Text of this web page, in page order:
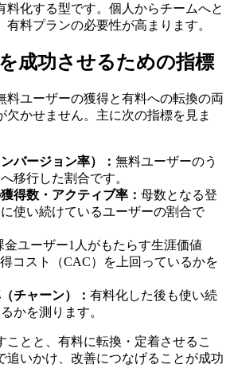
料化する型です。個人からチームへと
料プランの必要性が高まります。
成功させるための指標
料ユーザーの獲得と有料への転換の両
欠かせません。主に次の指標を見ま
バージョン率）： 無料ユーザーのう
移行した割合です。
得数・アクティブ率： 母数となる登
使い続けているユーザーの割合で
金ユーザー1人がもたらす生涯価値
コスト（CAC）を上回っているかを
チャーン）： 有料化した後も使い続
かを測ります。
ことと、有料に転換・定着させるこ
追いかけ、改善につなげることが成功